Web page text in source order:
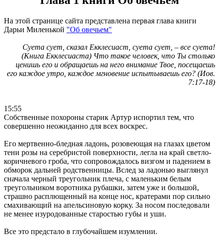
На этой странице сайта представлена первая глава книги
Дарьи Миленькой "Об овечьем"
Суета сует, сказал Екклесиаст, суета сует, – все суета!
(Книга Екклесиаста) Что такое человек, что Ты столько
ценишь его и обращаешь на него внимание Твое, посещаешь
его каждое утро, каждое мгновение испытываешь его? (Иов.
7:17-18)
15:55
Собственные похороны старик Артур испортил тем, что
совершенно неожиданно для всех воскрес.
Его мертвенно-бледная ладонь, розовеющая на глазах цветом
тени розы на серебристой поверхности, легла на край светло-
коричневого гроба, что сопровождалось визгом и падением в
обморок дальней родственницы. Вслед за ладонью выглянул
сначала черный треугольник плеча, с маленьким белым
треугольником воротника рубашки, затем уже и большой,
страшно расплющенный на конце нос, кратерами пор сильно
смахивающий на апельсиновую корку. За носом последовали
не менее изуродованные старостью губы и уши.
Все это предстало в глубочайшем изумлении.